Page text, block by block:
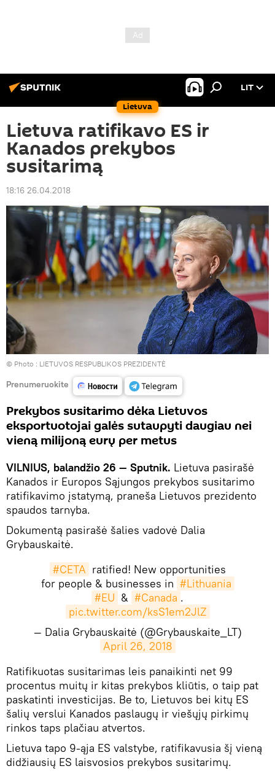
Lietuva
LIT
Lietuva ratifikavo ES ir
Kanados prekybos
susitarimą
18:16 26.04.2018
© Photo : LIETUVOS RESPUBLIKOS PREZIDENTĖ
Prenumeruokite
Prekybos susitarimo dėka Lietuvos
eksportuotojai galės sutaupyti daugiau nei
vieną milijoną eurų per metus
VILNIUS, balandžio 26 — Sputnik. Lietuva pasirašė
Kanados ir Europos Sąjungos prekybos susitarimo
ratifikavimo įstatymą, praneša Lietuvos prezidento
spaudos tarnyba.
Dokumentą pasirašė šalies vadovė Dalia
Grybauskaitė.
#CETA ratified! New opportunities
for people & businesses in #Lithuania
#EU & #Canada .
pic.twitter.com/ksS1em2JlZ
— Dalia Grybauskaitė (@Grybauskaite_LT)
April 26, 2018
​Ratifikuotas susitarimas leis panaikinti net 99
procentus muitų ir kitas prekybos kliūtis, o taip pat
paskatinti investicijas. Be to, Lietuvos bei kitų ES
šalių verslui Kanados paslaugų ir viešųjų pirkimų
rinkos taps plačiau atvertos.
Lietuva tapo 9-ąja ES valstybe, ratifikavusia šį vieną
didžiausių ES laisvosios prekybos susitarimų.